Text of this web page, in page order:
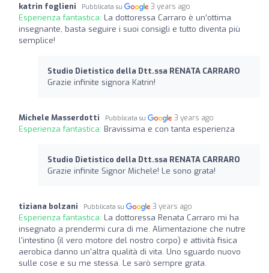
katrin foglieni Pubblicata su 3 years ago
Esperienza fantastica: La dottoressa Carraro è un’ottima
insegnante, basta seguire i suoi consigli e tutto diventa più
semplice!
Studio Dietistico della Dtt.ssa RENATA CARRARO
Grazie infinite signora Katrin!
Michele Masserdotti Pubblicata su 3 years ago
Esperienza fantastica: Bravissima e con tanta esperienza
Studio Dietistico della Dtt.ssa RENATA CARRARO
Grazie infinite Signor Michele! Le sono grata!
tiziana bolzani Pubblicata su 3 years ago
Esperienza fantastica: La dottoressa Renata Carraro mi ha
insegnato a prendermi cura di me. Alimentazione che nutre
l'intestino (il vero motore del nostro corpo) e attività fisica
aerobica danno un'altra qualità di vita. Uno sguardo nuovo
sulle cose e su me stessa. Le sarò sempre grata.